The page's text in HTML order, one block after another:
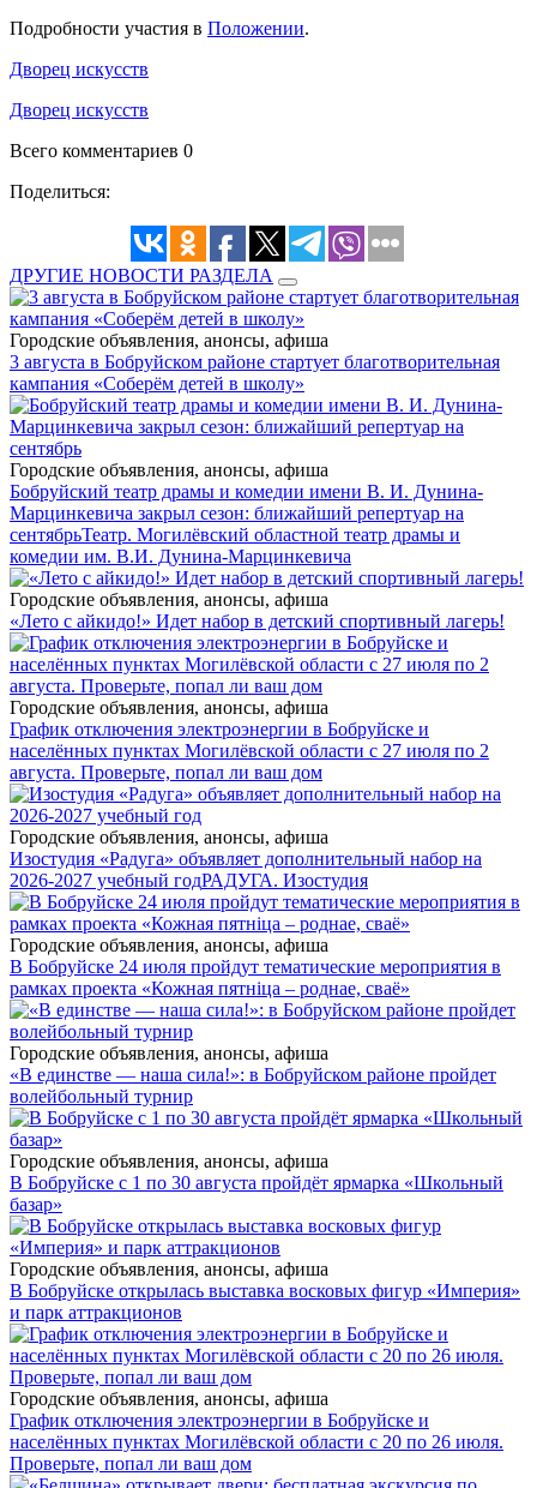
Подробности участия в Положении.
Дворец искусств
Дворец искусств
Всего комментариев 0
Поделиться:
ДРУГИЕ НОВОСТИ РАЗДЕЛА
Городские объявления, анонсы, афиша
3 августа в Бобруйском районе стартует благотворительная
кампания «Соберём детей в школу»
Городские объявления, анонсы, афиша
Бобруйский театр драмы и комедии имени В. И. Дунина-
Марцинкевича закрыл сезон: ближайший репертуар на
сентябрьТеатр. Могилёвский областной театр драмы и
комедии им. В.И. Дунина-Марцинкевича
Городские объявления, анонсы, афиша
«Лето с айкидо!» Идет набор в детский спортивный лагерь!
Городские объявления, анонсы, афиша
График отключения электроэнергии в Бобруйске и
населённых пунктах Могилёвской области с 27 июля по 2
августа. Проверьте, попал ли ваш дом
Городские объявления, анонсы, афиша
Изостудия «Радуга» объявляет дополнительный набор на
2026-2027 учебный годРАДУГА. Изостудия
Городские объявления, анонсы, афиша
В Бобруйске 24 июля пройдут тематические мероприятия в
рамках проекта «Кожная пятніца – роднае, сваё»
Городские объявления, анонсы, афиша
«В единстве — наша сила!»: в Бобруйском районе пройдет
волейбольный турнир
Городские объявления, анонсы, афиша
В Бобруйске с 1 по 30 августа пройдёт ярмарка «Школьный
базар»
Городские объявления, анонсы, афиша
В Бобруйске открылась выставка восковых фигур «Империя»
и парк аттракционов
Городские объявления, анонсы, афиша
График отключения электроэнергии в Бобруйске и
населённых пунктах Могилёвской области с 20 по 26 июля.
Проверьте, попал ли ваш дом